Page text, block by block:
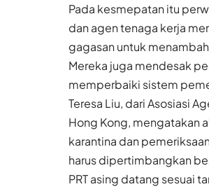
Pada kesmepatan itu
dan agen tenaga kerja
gagasan untuk
Mereka juga mendesak
memperbaiki sistem
Teresa Liu, dari Asosiasi
Hong Kong, mengatakan
karantina dan
harus dipertimbangkan
PRT asing datang sesuai